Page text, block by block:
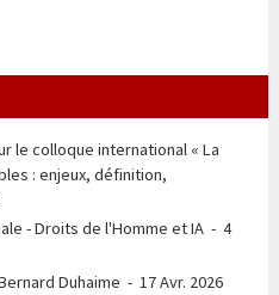
le colloque international « La
: enjeux, définition,
- Droits de l'Homme et IA- 4
Duhaime - 17 Avr. 2026